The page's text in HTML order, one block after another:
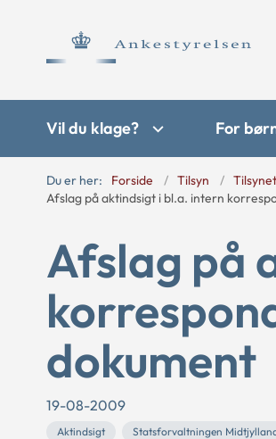
Vil du klage? For
Du er her: Forside Tilsyn
Afslag på aktindsigt i bl.a. intern
Afslag på
dokument
19-08-2009
Aktindsigt Statsforvaltningen